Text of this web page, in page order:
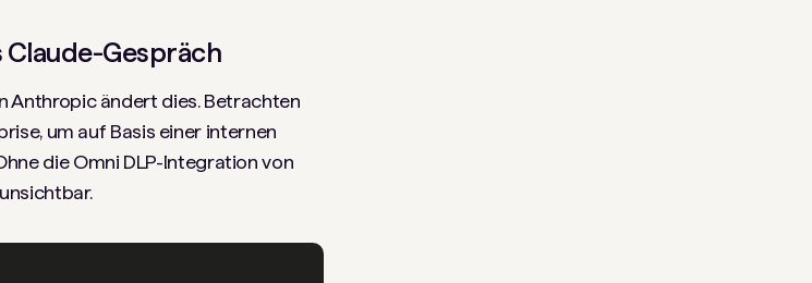
Claude-Gespräch
Anthropic ändert dies. Betrachten
um auf Basis einer internen
die Omni DLP-Integration von